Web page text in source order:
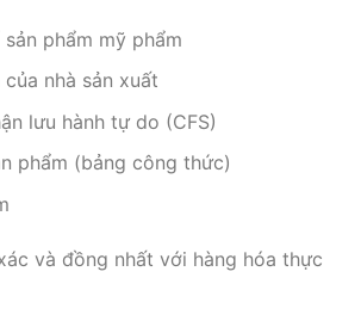
phẩm mỹ phẩm
nhà sản xuất
lưu hành tự do (CFS)
phẩm (bảng công thức)
và đồng nhất với hàng hóa thực